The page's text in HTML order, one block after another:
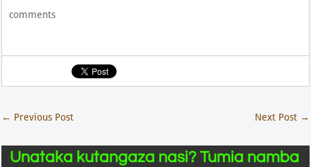
comments
← Previous Post Next Post →
Unataka kutangaza nasi? Tumia namba